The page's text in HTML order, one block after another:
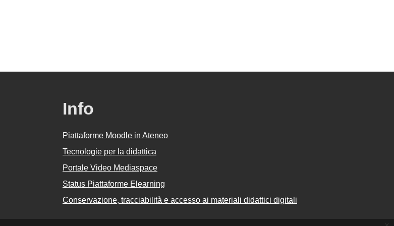
Info
Piattaforme Moodle in Ateneo
Tecnologie per la didattica
Portale Video Mediaspace
Status Piattaforme Elearning
Conservazione, tracciabilità e accesso ai materiali didattici digitali